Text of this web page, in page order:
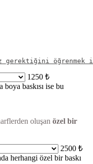
gerektiğini öğrenmek
1250 ₺
baskısı ise bu
oluşan özel bir
2500 ₺
herhangi özel bir baskı